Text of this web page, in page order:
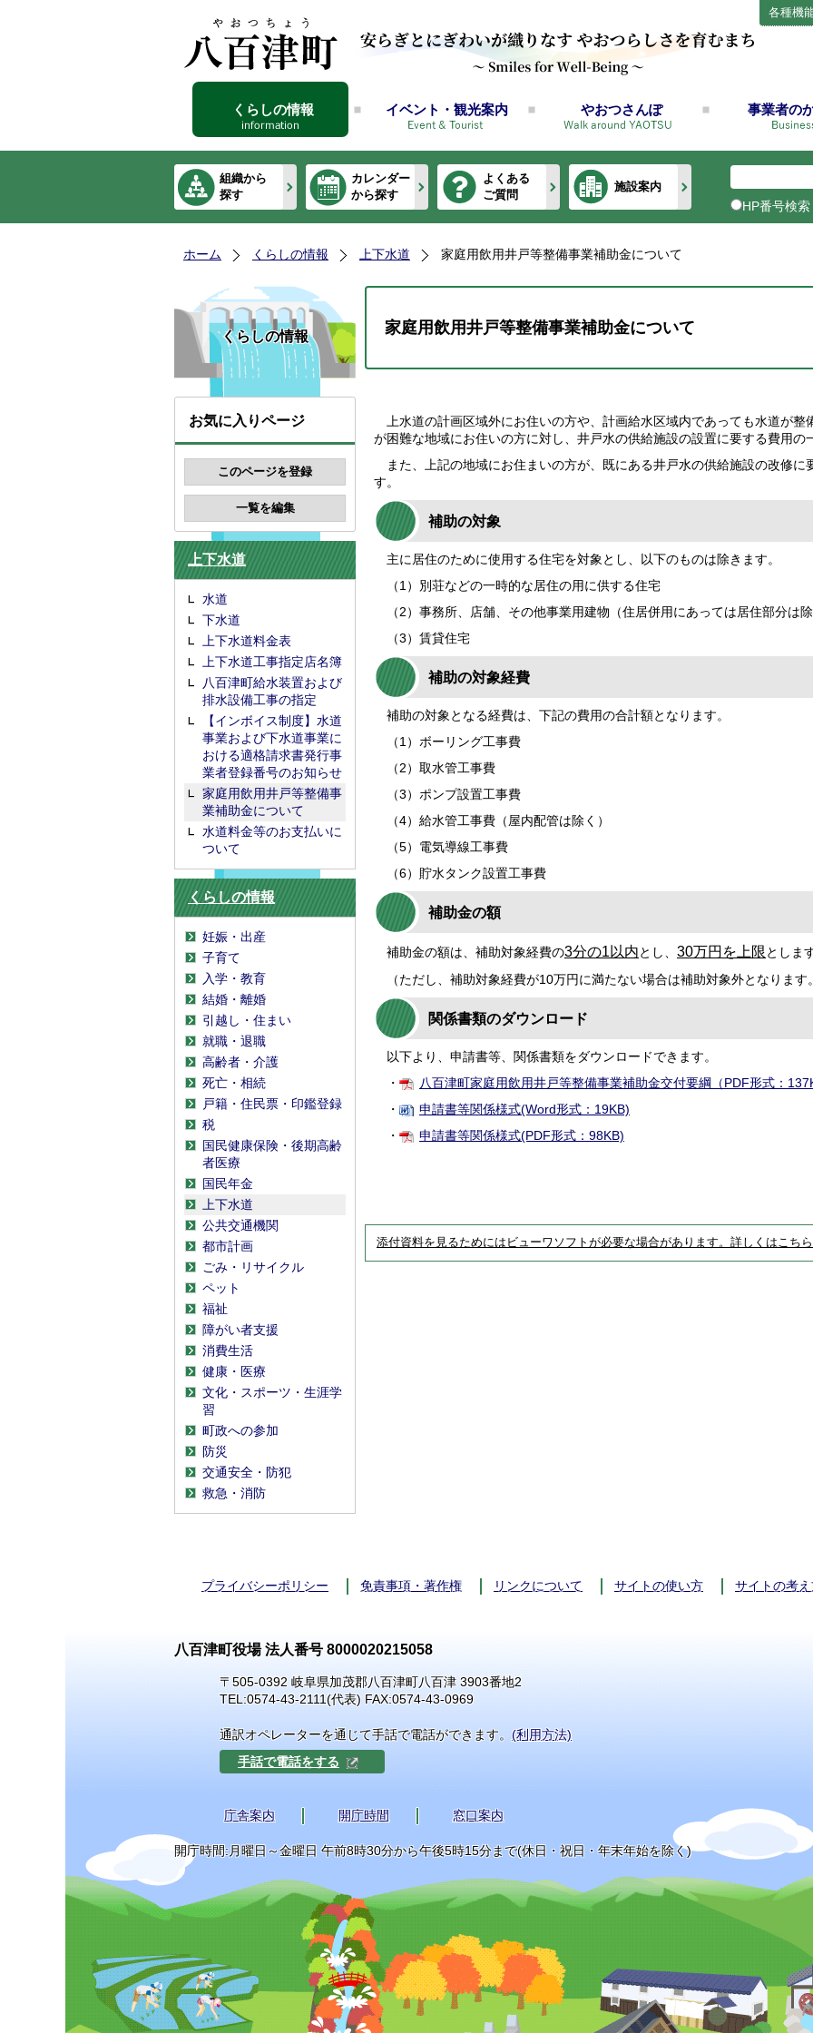
各種機
くらしの情報 イベント・観光案内 やおつさんぽ 事業者の
組織から
探す
カレンダー
から探す
よくある
ご質問
施設案内
HP番号検索
ホーム くらしの情報 上下水道 家庭用飲用井戸等整備事業補助金について
くらしの情報
お気に入りページ
上下水道
水道
下水道
上下水道料金表
上下水道工事指定店名簿
八百津町給水装置および
排水設備工事の指定
【インボイス制度】水道
事業および下水道事業に
おける適格請求書発行事
業者登録番号のお知らせ
家庭用飲用井戸等整備事
業補助金について
水道料金等のお支払いに
ついて
くらしの情報
妊娠・出産
子育て
入学・教育
結婚・離婚
引越し・住まい
就職・退職
高齢者・介護
死亡・相続
戸籍・住民票・印鑑登録
税
国民健康保険・後期高齢
者医療
国民年金
上下水道
公共交通機関
都市計画
ごみ・リサイクル
ペット
福祉
障がい者支援
消費生活
健康・医療
文化・スポーツ・生涯学
習
町政への参加
防災
交通安全・防犯
救急・消防
家庭用飲用井戸等整備事業補助金について
上水道の計画区域外にお住いの方や、計画給水区域内であっても水道が整
が困難な地域にお住いの方に対し、井戸水の供給施設の設置に要する費用の
また、上記の地域にお住まいの方が、既にある井戸水の供給施設の改修に
す。
補助の対象
主に居住のために使用する住宅を対象とし、以下のものは除きます。
（1）別荘などの一時的な居住の用に供する住宅
（2）事務所、店舗、その他事業用建物（住居併用にあっては居住部分は除
（3）賃貸住宅
補助の対象経費
補助の対象となる経費は、下記の費用の合計額となります。
（1）ボーリング工事費
（2）取水管工事費
（3）ポンプ設置工事費
（4）給水管工事費（屋内配管は除く）
（5）電気導線工事費
（6）貯水タンク設置工事費
補助金の額
補助金の額は、補助対象経費の3分の1以内とし、 30万円を上限としま
（ただし、補助対象経費が10万円に満たない場合は補助対象外となります
関係書類のダウンロード
以下より、申請書等、関係書類をダウンロードできます。
・
八百津町家庭用飲用井戸等整備事業補助金交付要綱（PDF形式：
・
申請書等関係様式(Word形式：19KB)
・
申請書等関係様式(PDF形式：98KB)
添付資料を見るためにはビューワソフトが必要な場合があります。詳しくはこちら
プライバシーポリシー 免責事項・著作権 リンクについて サイトの使い方 サイトの考
八百津町役場 法人番号 8000020215058
〒505-0392 岐阜県加茂郡八百津町八百津 3903番地2
TEL:0574-43-2111(代表) FAX:0574-43-0969
通訳オペレーターを通じて手話で電話ができます。 (利用方法)
手話で電話をする
庁舎案内 開庁時間 窓口案内
開庁時間:月曜日～金曜日 午前8時30分から午後5時15分まで(休日・祝日・年末年始を除く)